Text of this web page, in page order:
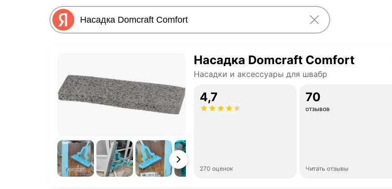
Насадка Domcraft Comfort
Насадки и аксессуары для швабр
4,7
270 оценок
70
отзывов
Читать отзывы